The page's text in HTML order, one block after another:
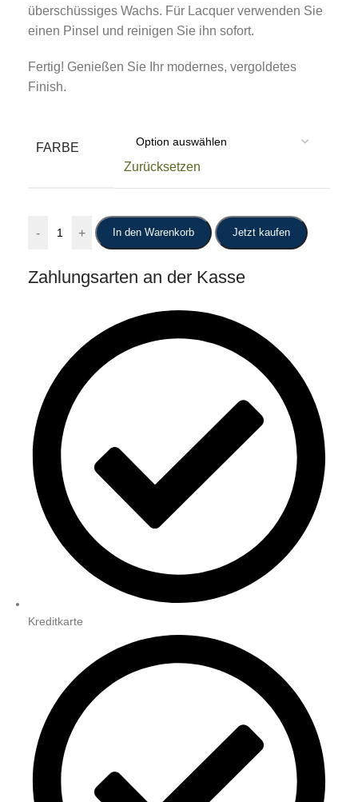
überschüssiges Wachs. Für Lacquer verwenden Sie
einen Pinsel und reinigen Sie ihn sofort.
Fertig! Genießen Sie Ihr modernes, vergoldetes
Finish.
FARBE
Zurücksetzen
- + In den Warenkorb Jetzt kaufen
Zahlungsarten an der Kasse
Kreditkarte